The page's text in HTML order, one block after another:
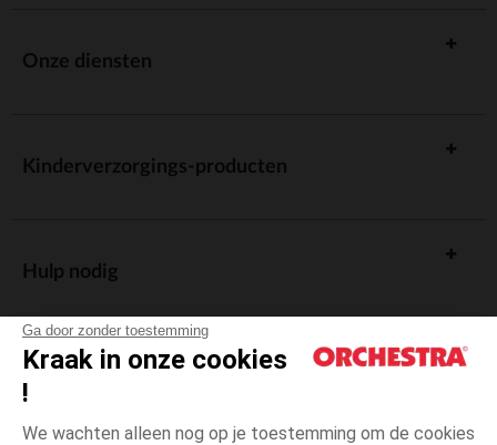
Ga door zonder toestemming
Kraak in onze cookies
!
We wachten alleen nog op je toestemming om de cookies
Onze diensten
Kinderverzorgings-producten
Hulp nodig